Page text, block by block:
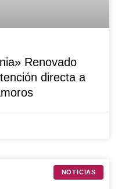
Renovado
directa a
NOTICIAS